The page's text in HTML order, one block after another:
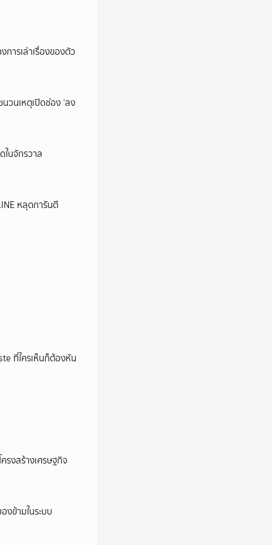
ารเล่าเรื่องของตัว
วนเหตุเปิดช่อง ‘ลง
นจักรวาล
หลุดการันตี
ที่ใครเห็นก็ต้องหัน
รงสร้างเศรษฐกิจ
งข้ามในระบบ